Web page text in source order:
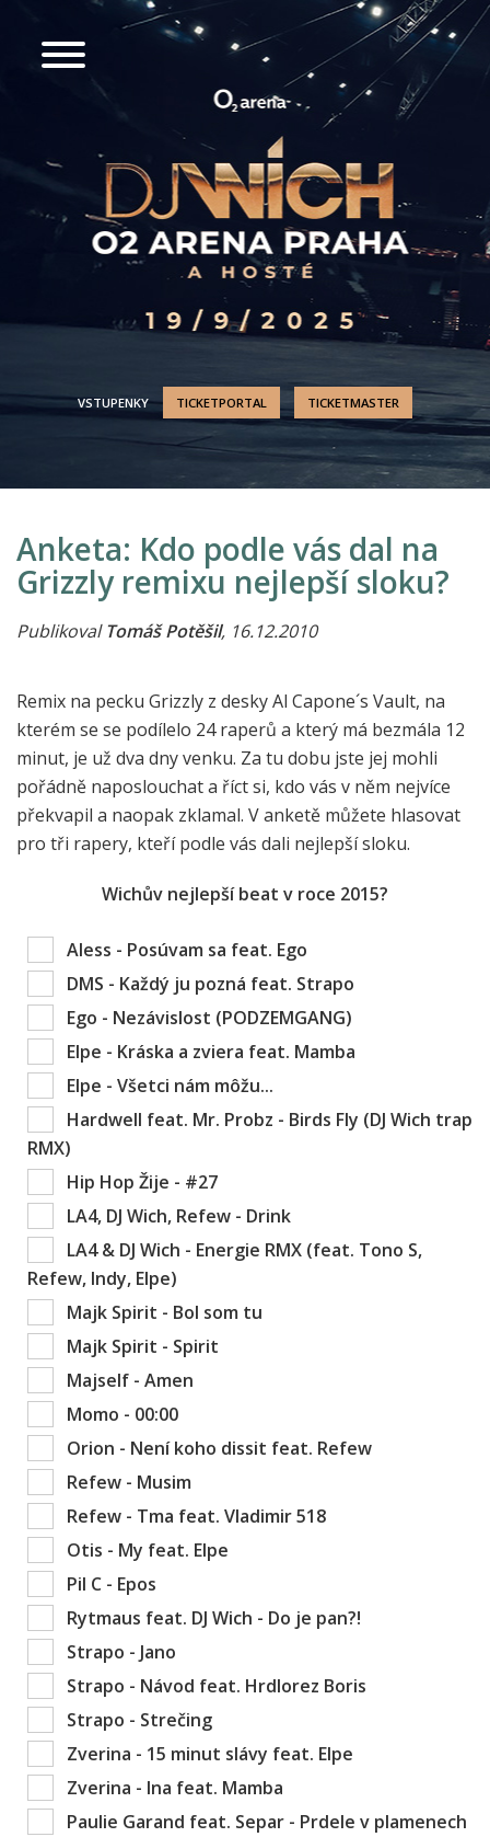
VSTUPENKY TICKETPORTAL TICKETMASTER
Anketa: Kdo podle vás dal na
Grizzly remixu nejlepší sloku?
PublikovalTomáš Potěšil, 16.12.2010
Remix na pecku Grizzly z desky Al Capone´s Vault, na
kterém se se podílelo 24 raperů a který má bezmála 12
minut, je už dva dny venku. Za tu dobu jste jej mohli
pořádně naposlouchat a říct si, kdo vás v něm nejvíce
překvapil a naopak zklamal. V anketě můžete hlasovat
pro tři rapery, kteří podle vás dali nejlepší sloku.
Wichův nejlepší beat v roce 2015?
Aless - Posúvam sa feat. Ego
DMS - Každý ju pozná feat. Strapo
Ego - Nezávislost (PODZEMGANG)
Elpe - Kráska a zviera feat. Mamba
Elpe - Všetci nám môžu...
Hardwell feat. Mr. Probz - Birds Fly (DJ Wich trap
RMX)
Hip Hop Žije - #27
LA4, DJ Wich, Refew - Drink
LA4 & DJ Wich - Energie RMX (feat. Tono S,
Refew, Indy, Elpe)
Majk Spirit - Bol som tu
Majk Spirit - Spirit
Majself - Amen
Momo - 00:00
Orion - Není koho dissit feat. Refew
Refew - Musim
Refew - Tma feat. Vladimir 518
Otis - My feat. Elpe
Pil C - Epos
Rytmaus feat. DJ Wich - Do je pan?!
Strapo - Jano
Strapo - Návod feat. Hrdlorez Boris
Strapo - Strečing
Zverina - 15 minut slávy feat. Elpe
Zverina - Ina feat. Mamba
Paulie Garand feat. Separ - Prdele v plamenech